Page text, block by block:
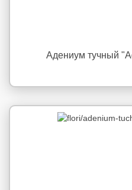
Адениум тучный